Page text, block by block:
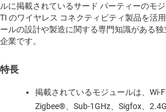
ルに掲載されているサード パーティーのモジ
TI のワイヤレス コネクティビティ製品を活
ールの設計や製造に関する専門知識がある
企業です。
特長
掲載されているモジュールは、Wi-
Zigbee®、Sub-1GHz、Sigfox、